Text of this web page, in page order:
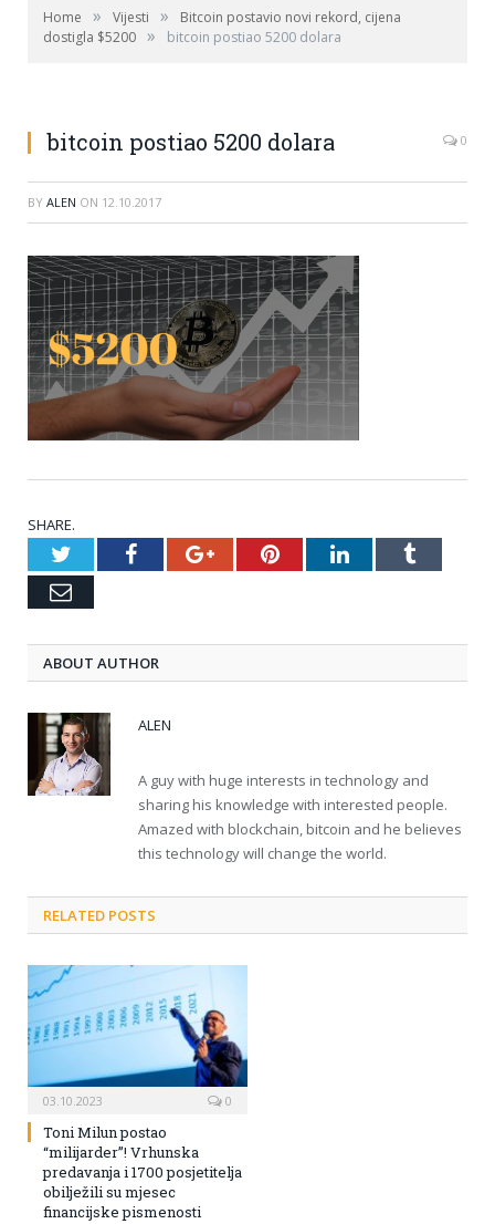
Home » Vijesti »
Bitcoin postavio novi rekord, cijena
dostigla $5200 » bitcoin postiao 5200 dolara
bitcoin postiao 5200 dolara 0
BY ALEN ON 12.10.2017
SHARE.
TwitterFacebookGoogle+PinterestLinkedInTumblr
Email
ABOUT AUTHOR
ALEN
A guy with huge interests in technology and
sharing his knowledge with interested people.
Amazed with blockchain, bitcoin and he believes
this technology will change the world.
RELATED POSTS
03.10.2023 0
Toni Milun postao
“milijarder”! Vrhunska
predavanja i 1700 posjetitelja
obilježili su mjesec
financijske pismenosti